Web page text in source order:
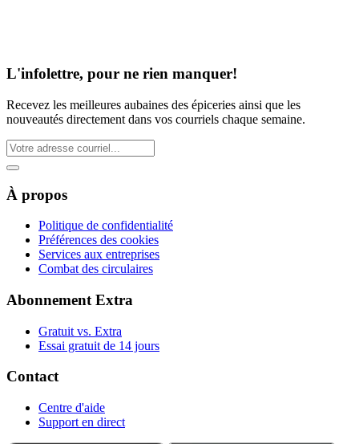
L'infolettre, pour ne rien manquer!
Recevez les meilleures aubaines des épiceries ainsi que les
nouveautés directement dans vos courriels chaque semaine.
À propos
Politique de confidentialité
Préférences des cookies
Services aux entreprises
Combat des circulaires
Abonnement Extra
Gratuit vs. Extra
Essai gratuit de 14 jours
Contact
Centre d'aide
Support en direct